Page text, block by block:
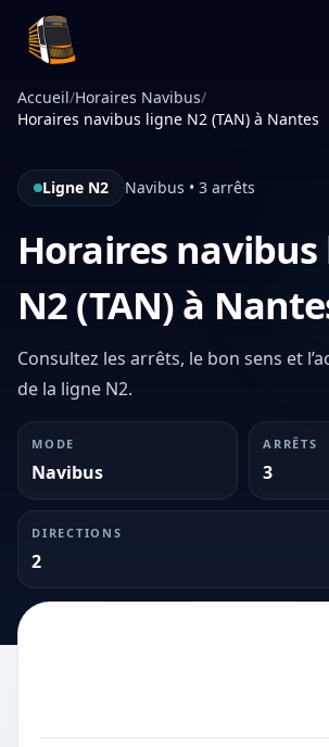
Infotan
Accueil/Horaires Navibus/
Horaires navibus ligne N2 (TAN) à Nantes
Ligne N2 Navibus • 3 arrêts
Horaires
N2 (TAN) à
Consultez les arrêts, le bon sens et
de la ligne N2.
MODE
Navibus
ARRÊTS
3
DIRECTIONS
2